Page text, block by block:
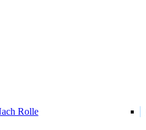
Rolle